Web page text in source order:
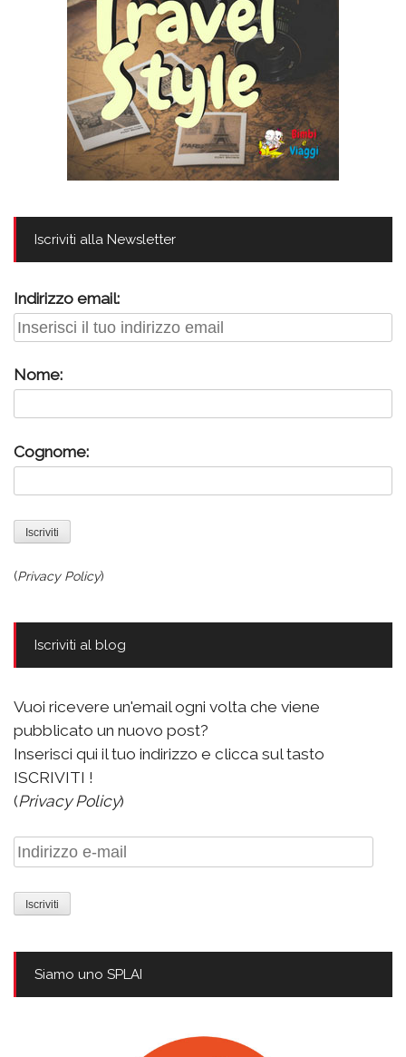
Iscriviti alla Newsletter
Indirizzo email:
Nome:
Cognome:
(Privacy Policy)
Iscriviti al blog
Vuoi ricevere un'email ogni volta che viene
pubblicato un nuovo post?
Inserisci qui il tuo indirizzo e clicca sul tasto
ISCRIVITI !
(Privacy Policy)
Indirizzo
e-
mail
Siamo uno SPLAI